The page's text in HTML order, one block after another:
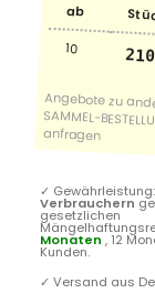
ab
10
✓
Verbrauchern
gesetzlichen
Monaten , 12
Kunden.
✓ Versand aus